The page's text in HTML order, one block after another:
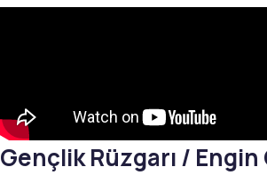
Gençlik Rüzgarı / Engin